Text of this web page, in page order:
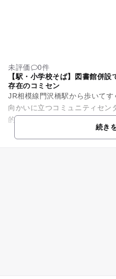
未評価
0件
【駅・小学校そば】図書館併
存在のコミセン
JR相模線門沢橋駅から歩いて
向かいに立つコミュニティセン
的な外観が特徴です。 館内には集会室や保育室、学習室、会議
続き